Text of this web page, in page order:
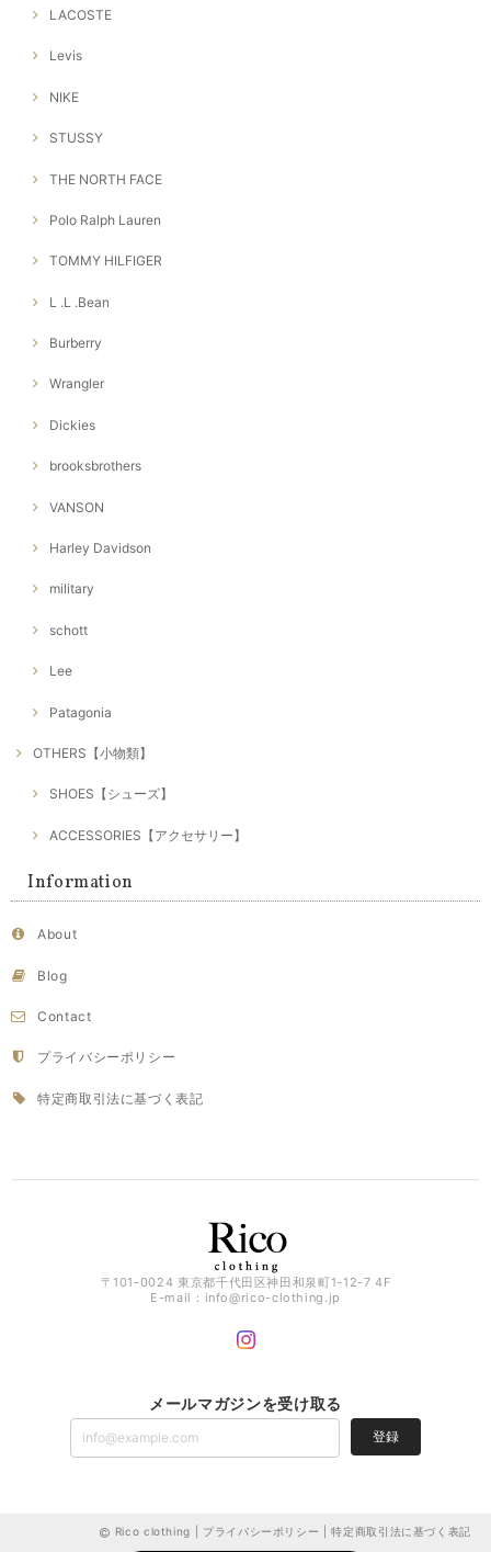
LACOSTE
Levis
NIKE
STUSSY
THE NORTH FACE
Polo Ralph Lauren
TOMMY HILFIGER
L .L .Bean
Burberry
Wrangler
Dickies
brooksbrothers
VANSON
Harley Davidson
military
schott
Lee
Patagonia
OTHERS【小物類】
SHOES【シューズ】
ACCESSORIES【アクセサリー】
Information
About
Blog
Contact
プライバシーポリシー
特定商取引法に基づく表記
〒101-0024 東京都千代田区神田和泉町1-12-7 4F
E-mail： info@rico-clothing.jp
メールマガジンを受け取る
登録
Rico clothing | プライバシーポリシー |特定商取引法に基づく表記